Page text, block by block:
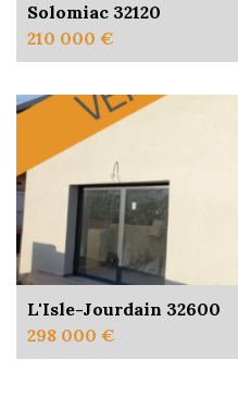
Solomiac 32120
210 000 €
L'Isle-Jourdain 32600
298 000 €